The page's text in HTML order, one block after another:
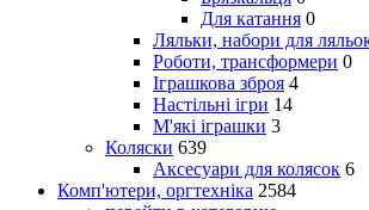
Для катання 0
Ляльки, набори для
Роботи, трансформери 0
Іграшкова зброя 4
Настільні ігри 14
М'які іграшки 3
Коляски 639
Аксесуари для колясок 6
Комп'ютери, оргтехніка 2584